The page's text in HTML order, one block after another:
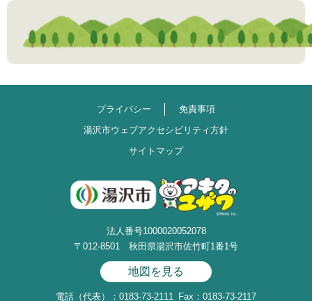
プライバシー
免責事項
湯沢市ウェブアクセシビリティ方針
サイトマップ
法人番号1000020052078
〒012-8501 秋田県湯沢市佐竹町1番1号
地図を見る
電話（代表）：0183-73-2111 Fax：0183-73-2117